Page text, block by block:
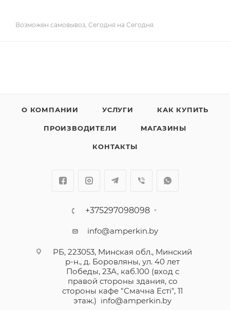
Возможен самовывоз, Сегодня на Сегодня.
О КОМПАНИИ УСЛУГИ КАК КУПИТЬ
ПРОИЗВОДИТЕЛИ МАГАЗИНЫ
КОНТАКТЫ
+375297098098
info@amperkin.by
РБ, 223053, Минская обл., Минский
р-н., д. Боровляны, ул. 40 лет
Победы, 23А, каб.100 (вход с
правой стороны здания, со
стороны кафе "Смачна Естi", 11
этаж.) info@amperkin.by